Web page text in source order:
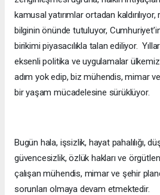
kamusal yatırımlar ortadan
bilginin önünde tutuluyor,
birikimi piyasacılıkla talan ediliyor.
eksenli politika ve uygulamalar
adım yok edip, biz mühendis, mimar
bir yaşam mücadelesine sürüklüyor.
Bugün hala, işsizlik, hayat pahalılığı,
güvencesizlik, özlük hakları ve
çalışan mühendis, mimar ve şehir
sorunları olmaya devam etmektedir.